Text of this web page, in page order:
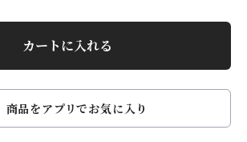
カートに入れる
商品をアプリでお気に入り